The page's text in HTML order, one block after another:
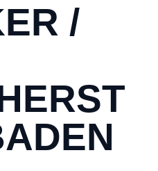
/